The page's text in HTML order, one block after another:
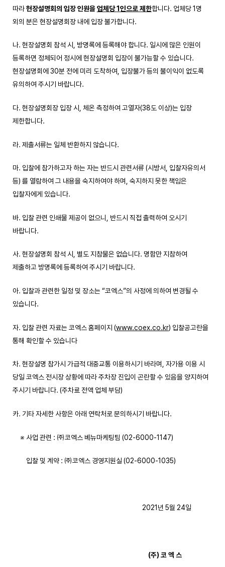
따라현장설명회의 입장 인원을업체당1 인으로 제한합니다. 업체당 1명
외의 분은 현장설명회장 내에 입장 불가합니다.
나. 현장설명회 참석 시, 방명록에 등록해야 합니다. 일시에 많은 인원이
등록하면 정체되어 정시에 현장설명회 입장이 불가능할 수 있습니다.
현장설명회에 30분 전에 미리 도착하여, 입장불가 등의 불이익이 없도록
유의하여 주시기 바랍니다.
다. 현장설명회장 입장 시, 체온 측정하여 고열자(38도 이상)는 입장
제한합니다.
라. 제출서류는 일체 반환하지 않습니다.
마. 입찰에 참가하고자 하는 자는 반드시 관련서류 (시방서, 입찰자유의서
등) 를 열람하여 그 내용을 숙지하여야 하며, 숙지하지 못한 책임은
입찰자에게 있습니다.
바. 입찰 관련 인쇄물 제공이 없으니, 반드시 직접 출력하여 오시기
바랍니다.
사. 현장설명회 참석 시, 별도 지참물은 없습니다. 명함만 지참하여
제출하고 방명록에 등록하여 주시기 바랍니다.
아. 입찰과 관련한 일정 및 장소는 “코엑스”의 사정에 의하여 변경될 수
있습니다.
자. 입찰 관련 자료는 코엑스 홈페이지 (www.coex.co.kr) 입찰공고란을
통해 확인할 수 있습니다
차. 현장설명 참가시 가급적 대중교통 이용하시기 바라며, 자가용 이용 시
당일 코엑스 전시장 상황에 따라 주차장 진입이 곤란할 수 있음을 양지하여
주시기 바랍니다. (주차료 전액 업체 부담)
카. 기타 자세한 사항은 아래 연락처로 문의하시기 바랍니다.
※ 사업 관련 : ㈜코엑스 베뉴마케팅팀 (02-6000-1147)
입찰 및 계약 : ㈜코엑스 경영지원실 (02-6000-1035)
2021년 5월 24일
(주) 코 엑 스